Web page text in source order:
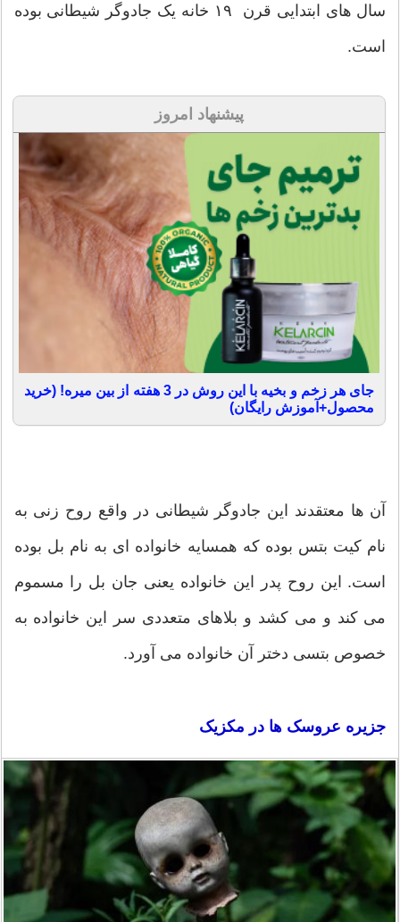
سال های ابتدایی قرن ۱۹ خانه یک جادوگر شیطانی بوده
است.
پیشنهاد امروز
جای هر زخم و بخیه با این روش در 3 هفته از بین میره! (خرید
محصول+آموزش رایگان)
آن ها معتقدند این جادوگر شیطانی در واقع روح زنی به
نام کیت بتس بوده که همسایه خانواده ای به نام بل بوده
است. این روح پدر این خانواده یعنی جان بل را مسموم
می کند و می کشد و بلاهای متعددی سر این خانواده به
خصوص بتسی دختر آن خانواده می آورد.
جزیره عروسک ها در مکزیک